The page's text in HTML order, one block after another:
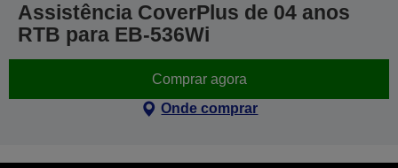
Assistência CoverPlus de 04 anos
RTB para EB-536Wi
Comprar agora
Onde comprar